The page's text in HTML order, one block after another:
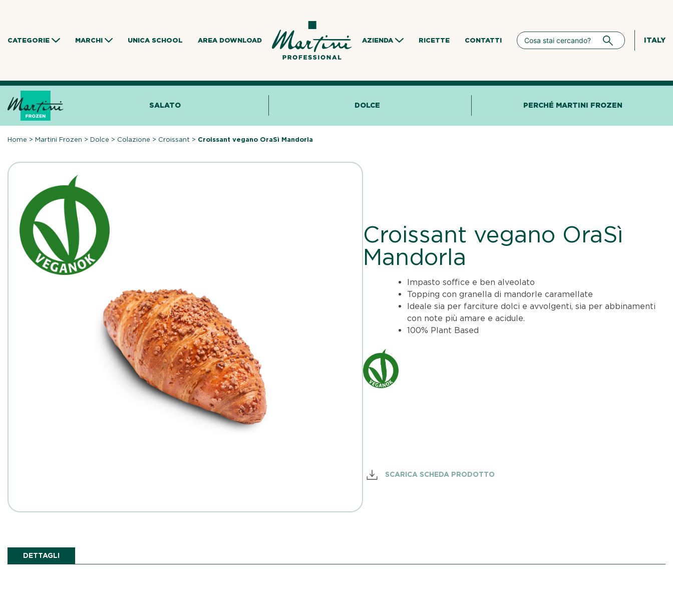
CATEGORIE MARCHI UNICA SCHOOL AREA DOWNLOAD AZIENDA RICETTE CONTATTI ITALY
SALATO DOLCE PERCHÉ MARTINI FROZEN
Home >Martini Frozen >Dolce > Colazione > Croissant > Croissant vegano OraSì Mandorla
Croissant vegano OraSì
Mandorla
Impasto soffice e ben alveolato
Topping con granella di mandorle caramellate
Ideale sia per farciture dolci e avvolgenti, sia per abbinamenti
con note più amare e acidule.
100% Plant Based
SCARICA SCHEDA PRODOTTO
DETTAGLI